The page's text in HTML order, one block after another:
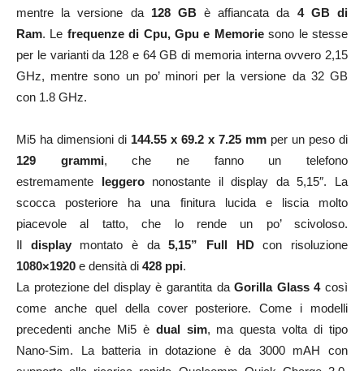
mentre la versione da 128 GBè affiancata da 4 GB di
Ram. Le frequenze di Cpu, Gpu e Memoriesono le stesse
per le varianti da 128 e 64 GB di memoria interna ovvero 2,15
GHz, mentre sono un po’ minori per la versione da 32 GB
con 1.8 GHz.
Mi5 ha dimensioni di 144.55 x 69.2 x 7.25 mm per un peso di
129 grammi, che ne fanno un telefono
estremamente leggerononostante il display da 5,15″. La
scocca posteriore ha una finitura lucida e liscia molto
piacevole al tatto, che lo rende un po’ scivoloso.
Il displaymontato è da5,15” Full HDcon risoluzione
1080×1920 e densità di 428 ppi.
La protezione del display è garantita daGorilla Glass 4così
come anche quel della cover posteriore. Come i modelli
precedenti anche Mi5 è dual sim, ma questa volta di tipo
Nano-Sim. La batteria in dotazione è da 3000 mAH con